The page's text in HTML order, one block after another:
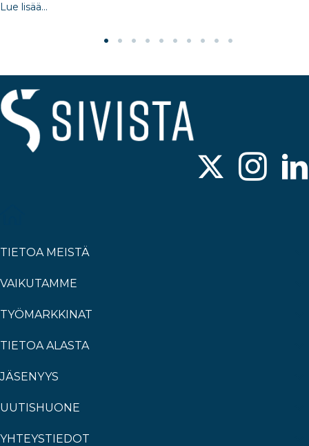
Lue lisää...
TIETOA MEISTÄ
VAIKUTAMME
TYÖMARKKINAT
TIETOA ALASTA
JÄSENYYS
UUTISHUONE
YHTEYSTIEDOT